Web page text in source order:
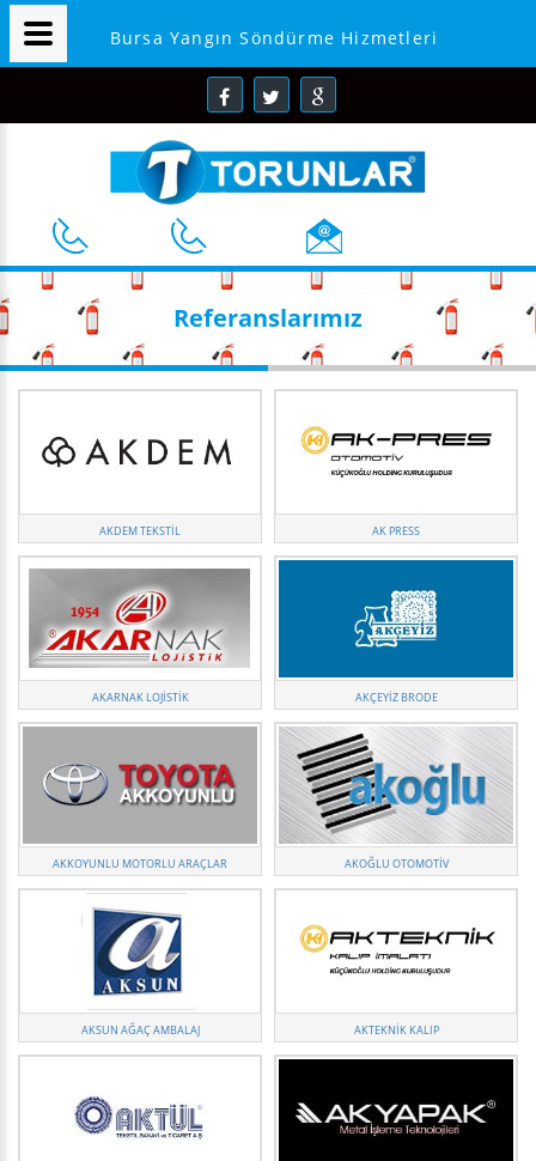
Referanslarımız
AKDEM TEKSTİL AK PRESS
AKARNAK LOJISTIK AKÇEYIZ BRODE
AKKOYUNLU MOTORLU ARAÇLAR AKOĞLU OTOMOTİV
AKSUN AĞAÇ AMBALAJ AKTEKNİK KALIP
Bursa Yangın Söndürme Hizmetleri